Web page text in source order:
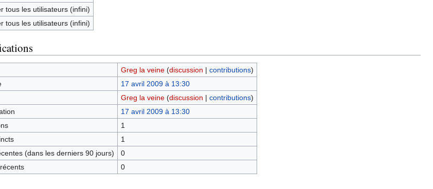
tous les utilisateurs (infini)
tous les utilisateurs (infini)
Greg la veine (discussion | contributions)
17 avril 2009 à 13:30
Greg la veine (discussion | contributions)
17 avril 2009 à 13:30
1
1
(dans les derniers 90 jours)
0
0